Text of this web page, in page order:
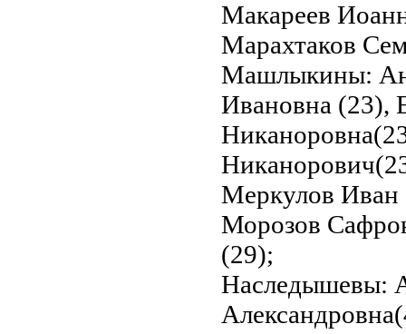
Макареев
Марахтаков
Машлыкины:
Ивановна (23),
Меркулов
Морозов
(29);
Наследышевы: